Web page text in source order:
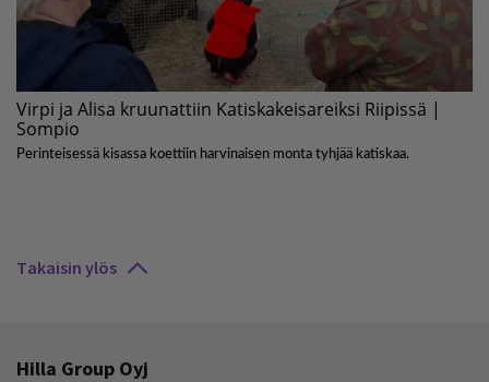
Takaisin ylös
Hilla Group Oyj